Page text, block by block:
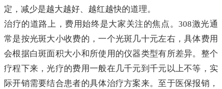
定，减少是越大越好、越红越快的道理。
治疗的道路上，费用始终是大家关注的焦点。308激光通
常是按光斑大小收费的，一个光斑几十元左右，具体费用
会根据白斑面积大小和所使用的仪器类型有所差异。整个
疗程下来，光疗的费用一般在几千元到千元以上不等，实
际开销需要结合患者的具体治疗方案来。至于医保报销，